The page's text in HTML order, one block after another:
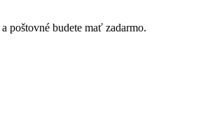
a poštovné budete mať zadarmo.